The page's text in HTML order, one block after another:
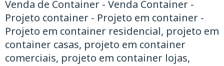
Venda de Container - Venda Container -
Projeto container - Projeto em container -
Projeto em container residencial, projeto em
container casas, projeto em container
comerciais, projeto em container lojas,